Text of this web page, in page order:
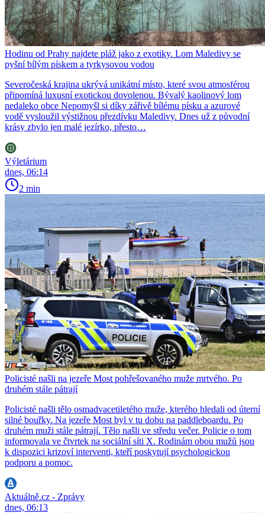
Hodinu od Prahy najdete pláž jako z exotiky. Lom Maledivy se
pyšní bílým pískem a tyrkysovou vodou
Severočeská krajina ukrývá unikátní místo, které svou atmosférou
připomíná luxusní exotickou dovolenou. Bývalý kaolinový lom
nedaleko obce Nepomyšl si díky zářivě bílému písku a azurové
vodě vysloužil výstižnou přezdívku Maledivy. Dnes už z původní
krásy zbylo jen malé jezírko, přesto…
Výletárium
dnes, 06:14
2 min
Policisté našli na jezeře Most pohřešovaného muže mrtvého. Po
druhém stále pátrají
Policisté našli tělo osmadvacetiletého muže, kterého hledali od úterní
silné bouřky. Na jezeře Most byl v tu dobu na paddleboardu. Po
druhém muži stále pátrají. Tělo našli ve středu večer. Policie o tom
informovala ve čtvrtek na sociální síti X. Rodinám obou mužů jsou
k dispozici krizoví interventi, kteří poskytují psychologickou
podporu a pomoc.
Aktuálně.cz - Zprávy
dnes, 06:13